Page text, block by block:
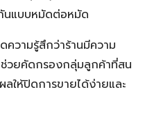
นแบบหมัดต่อหมัด
ความรู้สึกว่าร้านมีความ
ช่วยคัดกรองกลุ่มลูกค้าที่สน
ให้ปิดการขายได้ง่ายและ